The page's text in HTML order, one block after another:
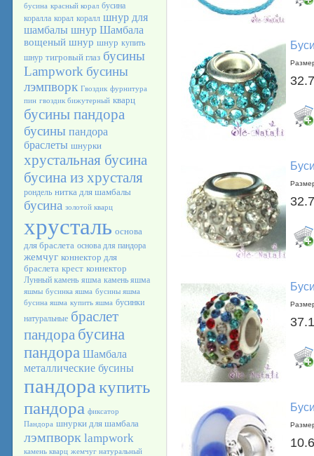
бусина красный корал бусина
коралла корал коралл шнур для
шамбалы шнур Шамбала
вощеный шнур шнур купить
шнур тигровый глаз бусины
Lampwork бусины
лэмпворк Гвоздик фурнитура
пин гвоздик бижутерный кварц
бусины пандора
бусины пандора
браслеты шнурки
хрустальная бусина
бусина из хрусталя
рондель нитка для шамбалы
бусина золотой кварц
хрусталь основа
для браслета основа для пандора
жемчуг коннектор для
браслета крест коннектор
Лунный камень яшма камень яшма
яшмы бусинка яшма бусины яшма
бусина яшма купить яшма бусинки
натуральные браслет
пандора бусина
пандора Шамбала
металлические бусины
пандора купить
пандора фиксатор
Пандора шнурки для шамбала
лэмпворк lampwork
камень кварц жемчуг натуральный